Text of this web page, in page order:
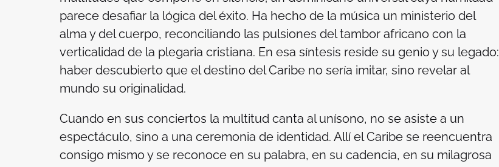
parece desafiar la lógica del éxito. Ha hecho de la música un ministerio del
alma y del cuerpo, reconciliando las pulsiones del tambor africano con la
verticalidad de la plegaria cristiana. En esa síntesis reside su genio y su legado:
haber descubierto que el destino del Caribe no sería imitar, sino revelar al
mundo su originalidad.
Cuando en sus conciertos la multitud canta al unísono, no se asiste a un
espectáculo, sino a una ceremonia de identidad. Allí el Caribe se reencuentra
consigo mismo y se reconoce en su palabra, en su cadencia, en su milagrosa